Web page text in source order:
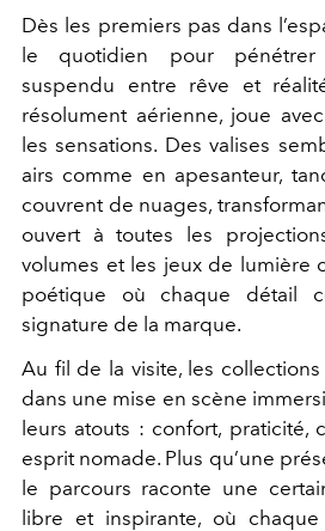
Dès les premiers pas dans
le quotidien pour
suspendu entre rêve et
résolument aérienne, joue
les sensations. Des valises
airs comme en apesanteur,
couvrent de nuages,
ouvert à toutes les
volumes et les jeux de lumière
poétique où chaque détail
signature de la marque.
Au fil de la visite, les collections
dans une mise en scène
leurs atouts : confort, praticité,
esprit nomade. Plus qu’une
le parcours raconte une
libre et inspirante, où